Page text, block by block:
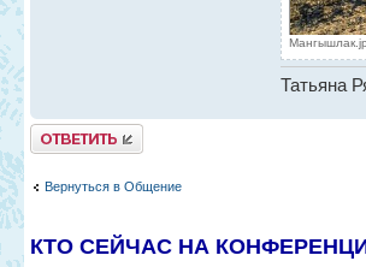
Татьяна
Ответить
Вернуться в Общение
КТО СЕЙЧАС НА